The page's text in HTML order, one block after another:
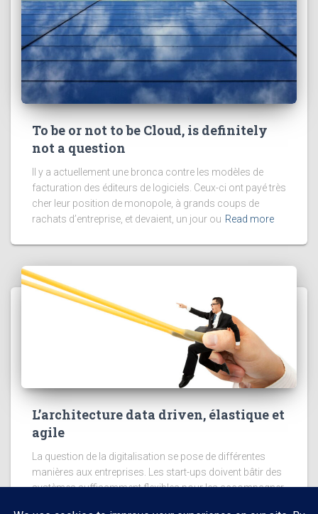
To be or not to be Cloud, is definitely
not a question
Il y a actuellement une bronca contre les modèles de
facturation des éditeurs de logiciels. Ceux-ci ont payé très
cher leur position de monopole, à grands coups de
rachats d’entreprise, et devaient, un jour ou Read more
L’architecture data driven, élastique et
agile
La question de la digitalisation se pose de différentes
manières aux entreprises. Les start-ups doivent bâtir des
systèmes suffisamment flexibles pour les accompagner